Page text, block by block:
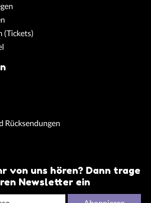
(Tickets)
Rücksendungen
von uns hören? Dann trage
Newsletter ein